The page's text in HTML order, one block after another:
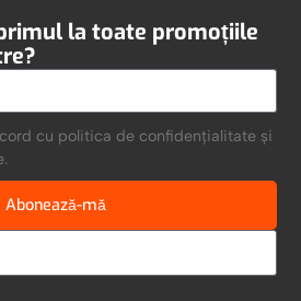
la toate promoțiile
cu politica de confidențialitate și
Abonează-mă